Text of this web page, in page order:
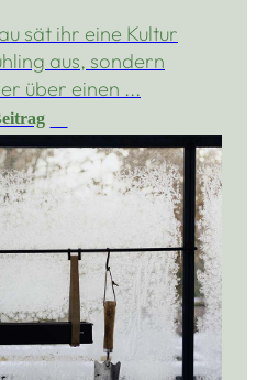
sät ihr eine Kultur
aus, sondern
über einen ...